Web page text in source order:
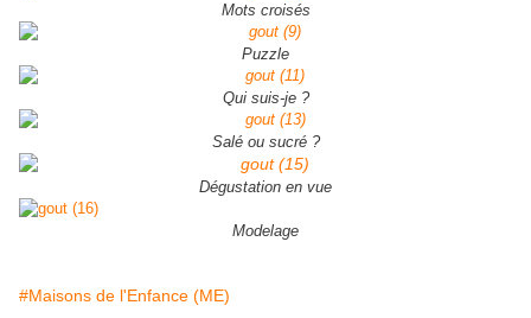
Mots croisés
Puzzle
Qui suis-je ?
Salé ou sucré ?
Dégustation en vue
Modelage
#Maisons de l'Enfance (ME)